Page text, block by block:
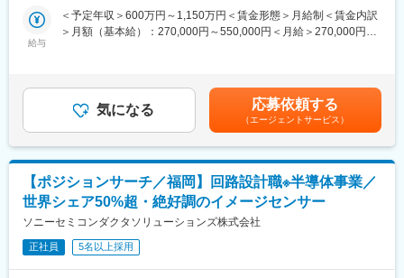
す。
化が主体）やミックスシグナル回路の検証を行います。ツールベ
ンダや社内有識者との情報共有や協業も多いです。設計後は測定
及び評価チームと協業すると共に、自社工場があるので試作立ち
れたスケジュール内でチームで業務を推進します。 一方で中長期
スパンでは新たな検証手法の探索を継続し、製品への検証技術導
入などを推進していきます。
■組織の役割：
ソニーの半導体ビジネスを支えるCMOSイメージセンサーを担当
頂きます。モバイルもしくは、セキュリティカテゴリのCISを中心
給与
＜予定年収＞600万円～1,150万円＜賃金形態＞月給制＜賃金内訳
＞月額（基本給）：270,000円～550,000円＜月給＞270,000円～
ます。月給(月額)は固定手当を含めた表記です。
気になる 応募依頼する
（エージェントサービス）
【ポジションサーチ／福岡】回路設計職※半導体事業／
世界シェア50%超・絶好調のイメージセンサー
ソニーセミコンダクタソリューションズ株式会社
正社員 5名以上採用